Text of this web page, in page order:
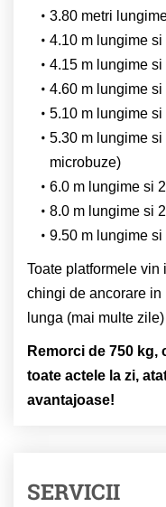
3.80 metri
4.10 m lungime
4.15 m lungime
4.60 m lungime
5.10 m lungime
5.30 m lungime
microbuze)
6.0 m lungime si
8.0 m lungime si
9.50 m lungime
Toate platformele vin
chingi de ancorare
lunga (mai multe
Remorci de 750 kg,
toate actele la zi,
avantajoase!
SERVICII